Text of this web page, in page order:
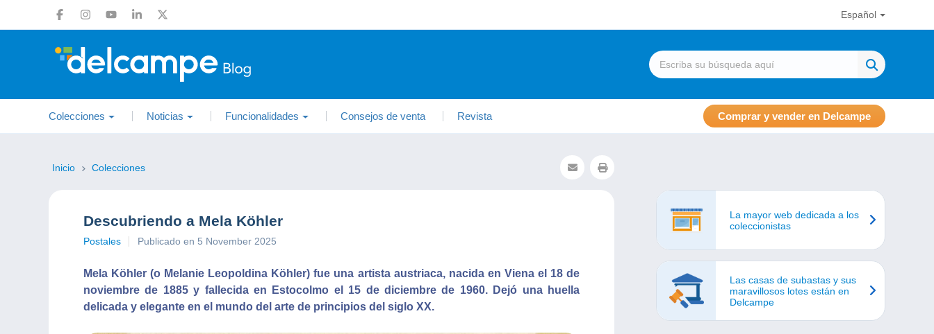
Español
Colecciones Noticias Funcionalidades Consejos de venta Revista Comprar y vender en Delcampe
Inicio Colecciones
Descubriendo a Mela Köhler
Postales Publicado en 5 November 2025
Mela Köhler (o Melanie Leopoldina Köhler) fue una artista austriaca, nacida en Viena el 18 de
noviembre de 1885 y fallecida en Estocolmo el 15 de diciembre de 1960. Dejó una huella
delicada y elegante en el mundo del arte de principios del siglo XX.
La mayor web dedicada a los
coleccionistas
Las casas de subastas y sus
maravillosos lotes están en
Delcampe